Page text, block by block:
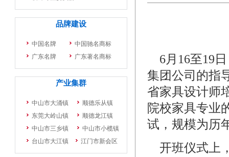
6月16至19日
集团公司的指
省家具设计师
院校家具专业
试，规模为历
开班仪式上